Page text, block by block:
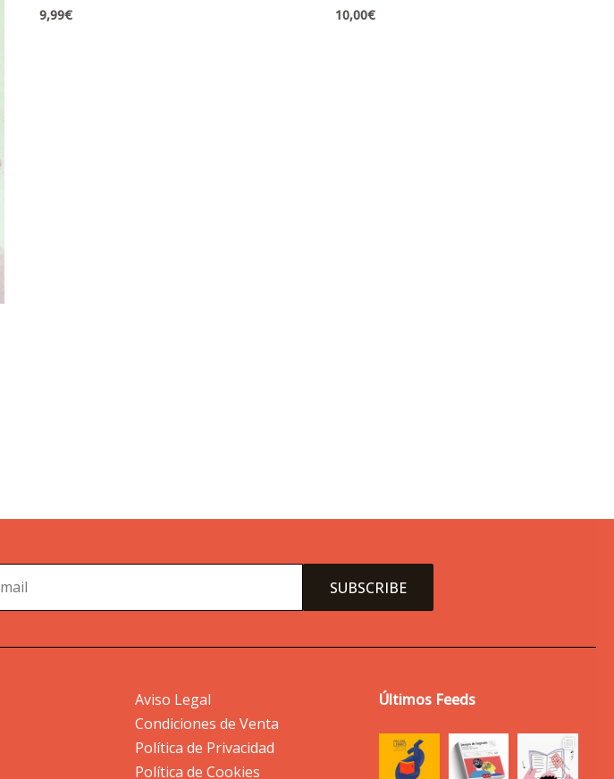
9,99€
Y NO ENGORDAN
10,00€
Aviso Legal
Condiciones de Venta
Política de Privacidad
Política de Cookies
Últimos Feeds